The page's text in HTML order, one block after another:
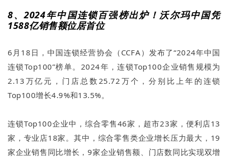
8、2024年中国连锁百强榜出炉！沃尔玛中国凭
1588亿销售额位居首位
6月18日，中国连锁经营协会（CCFA）发布了“2024年中国
连锁Top100”榜单。2024年，连锁Top100企业销售规模为
2.13万亿元，门店总数25.72万个，分别比上年的连锁
Top100增长4.9%和13.5%。
连锁Top100企业中，综合零售46家，超市23家，便利店13
家，专业店18家。其中，综合零售类企业增长压力最大，19
家企业销售同比增长，9家企业销售额、门店数同比实现双增